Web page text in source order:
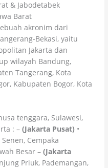
& Jabodetabek
Barat
akronim dari
Bekasi, yaitu
Jakarta dan
wilayah Bandung,
Tangerang, Kota
Kabupaten Bogor, Kota
tenggara, Sulawesi,
: –(Jakarta Pusat) •
Cempaka
Besar –(Jakarta
Priuk, Pademangan,